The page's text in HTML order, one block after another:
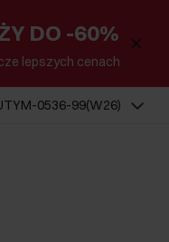
DO -60%
lepszych cenach
0536-99(W26)